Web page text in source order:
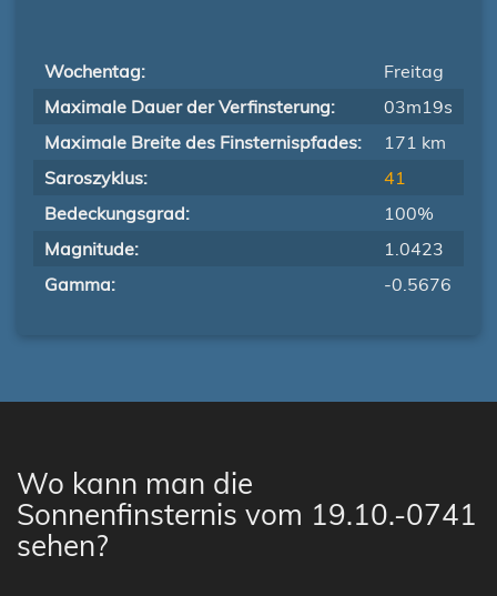
Wochentag:
Freitag
Maximale Dauer der Verfinsterung:
03m19s
Maximale Breite des Finsternispfades:
171 km
Saroszyklus:
41
Bedeckungsgrad:
100%
Magnitude:
1.0423
Gamma:
-0.5676
Wo kann man die
Sonnenfinsternis vom 19.10.-0741
sehen?